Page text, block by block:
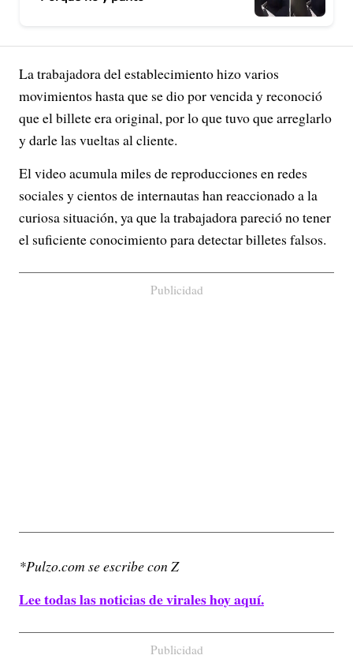
La trabajadora del establecimiento hizo varios
movimientos hasta que se dio por vencida y reconoció
que el billete era original, por lo que tuvo que arreglarlo
y darle las vueltas al cliente.
El video acumula miles de reproducciones en redes
sociales y cientos de internautas han reaccionado a la
curiosa situación, ya que la trabajadora pareció no tener
el suficiente conocimiento para detectar billetes falsos.
Publicidad
*Pulzo.com se escribe con Z
Lee todas las noticias de virales hoy aquí.
Publicidad